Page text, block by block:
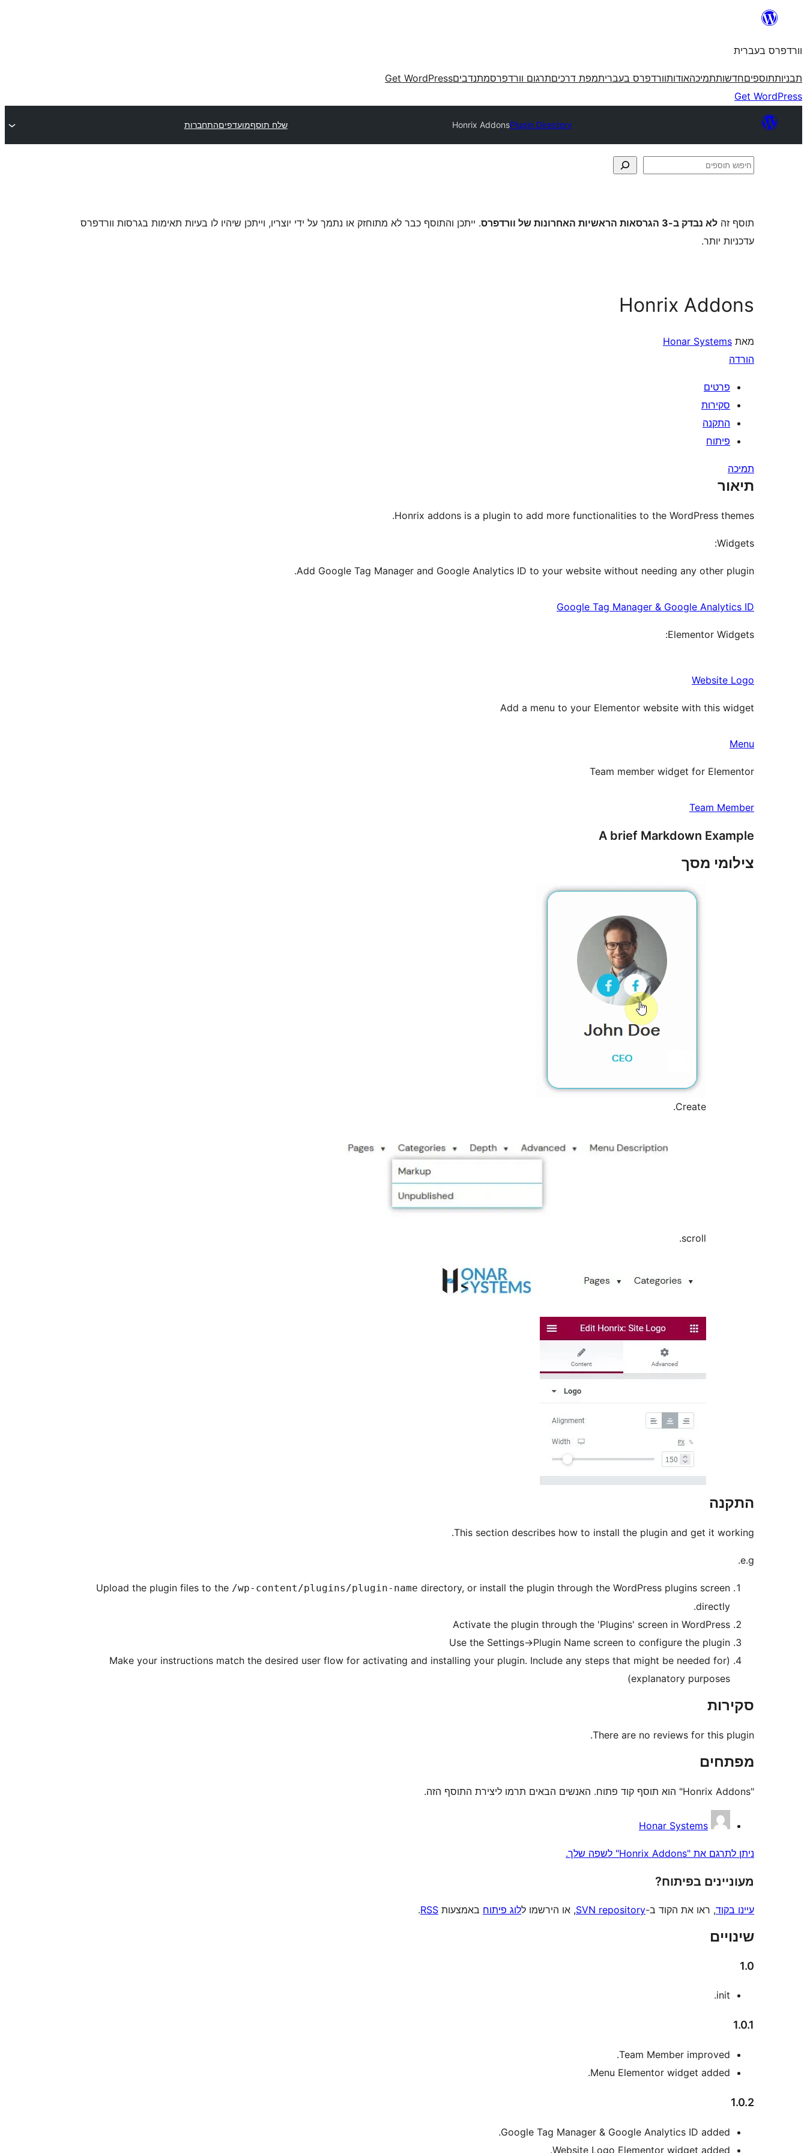
וורדפרס בעברית
תבניותתוספיםחדשותתמיכהאודותוורדפרס בעבריתמפת דרכיםתרגום וורדפרסמתנדביםGet WordPress
Get WordPress
Plugin Directory
Honrix Addons שלח תוסףמועדפיםהתחברות
חיפוש
תוסף זה לא נבדק ב-3 הגרסאות הראשיות האחרונות של וורדפרס
. ייתכן והתוסף כבר לא מתוחזק או נתמך על ידי יוצריו, וייתכן שיהיו לו בעיות תאימות בגרסות וורדפרס
עדכניות יותר.
Honrix Addons
מאת Honar Systems
הורדה
פרטים
סקירות
התקנה
פיתוח
תמיכה
תיאור
Honrix addons is a plugin to add more functionalities to the WordPress themes.
Widgets:
Add Google Tag Manager and Google Analytics ID to your website without needing any other plugin.
Google Tag Manager & Google Analytics ID
Elementor Widgets:
Website Logo
Add a menu to your Elementor website with this widget
Menu
Team member widget for Elementor
Team Member
A brief Markdown Example
צילומי מסך
Create.
scroll.
התקנה
This section describes how to install the plugin and get it working.
e.g.
Upload the plugin files to the /wp-content/plugins/plugin-name directory, or install the plugin through the WordPress plugins screen
directly.
Activate the plugin through the 'Plugins' screen in WordPress
Use the Settings->Plugin Name screen to configure the plugin
(Make your instructions match the desired user flow for activating and installing your plugin. Include any steps that might be needed for
explanatory purposes)
סקירות
There are no reviews for this plugin.
מפתחים
"Honrix Addons" הוא תוסף קוד פתוח. האנשים הבאים תרמו ליצירת התוסף הזה.
Honar Systems
ניתן לתרגם את "Honrix Addons" לשפה שלך.
מעוניינים בפיתוח?
עיינו בקוד, ראו את הקוד ב-SVN repository, או הירשמו ללוג פיתוח באמצעות RSS
.
שינויים
1.0
init.
1.0.1
Team Member improved.
Menu Elementor widget added.
1.0.2
Google Tag Manager & Google Analytics ID added.
Website Logo Elementor widget added.